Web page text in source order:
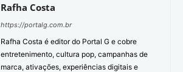
Rafha Costa
https://portalg.com.br
Rafha Costa é editor do Portal G e cobre
entretenimento, cultura pop, campanhas de
marca, ativações, experiências digitais e